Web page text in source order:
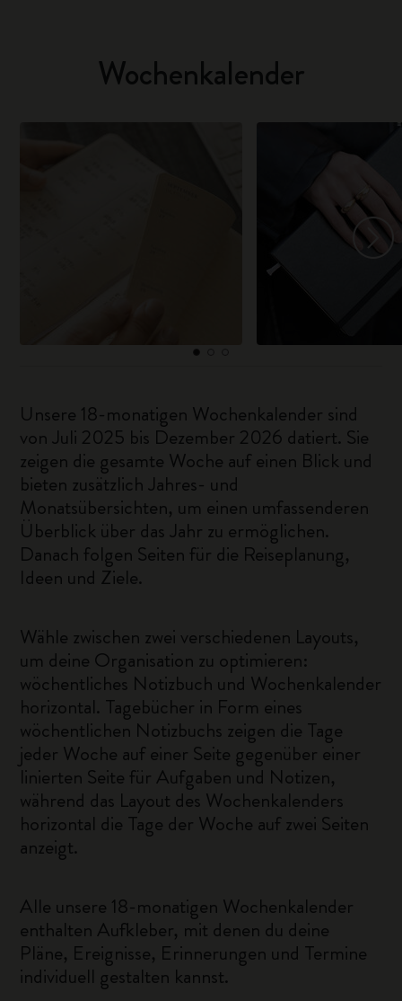
Wochenkalender
Unsere 18-monatigen Wochenkalender sind
von Juli 2025 bis Dezember 2026 datiert. Sie
zeigen die gesamte Woche auf einen Blick und
bieten zusätzlich Jahres- und
Monatsübersichten, um einen umfassenderen
Überblick über das Jahr zu ermöglichen.
Danach folgen Seiten für die Reiseplanung,
Ideen und Ziele.
Wähle zwischen zwei verschiedenen Layouts,
um deine Organisation zu optimieren:
wöchentliches Notizbuch und Wochenkalender
horizontal. Tagebücher in Form eines
wöchentlichen Notizbuchs zeigen die Tage
jeder Woche auf einer Seite gegenüber einer
linierten Seite für Aufgaben und Notizen,
während das Layout des Wochenkalenders
horizontal die Tage der Woche auf zwei Seiten
anzeigt.
Alle unsere 18-monatigen Wochenkalender
enthalten Aufkleber, mit denen du deine
Pläne, Ereignisse, Erinnerungen und Termine
individuell gestalten kannst.